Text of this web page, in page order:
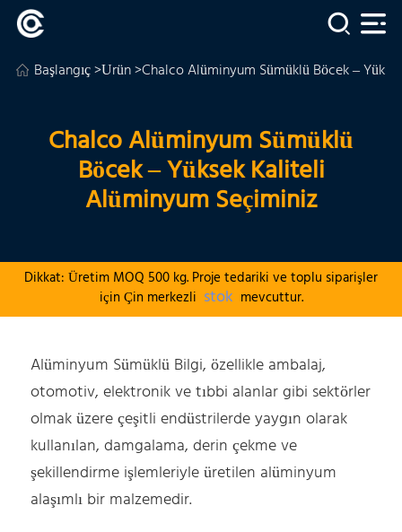
Başlangıç>Ürün>Chalco Alüminyum Sümüklü Böcek –
Chalco Alüminyum Sümüklü
Böcek – Yüksek Kaliteli
Alüminyum Seçiminiz
Dikkat: Üretim MOQ 500 kg. Proje tedariki ve toplu siparişler
için Çin merkezli stok mevcuttur.
Alüminyum Sümüklü Bilgi, özellikle ambalaj,
otomotiv, elektronik ve tıbbi alanlar gibi sektörler
olmak üzere çeşitli endüstrilerde yaygın olarak
kullanılan, damgalama, derin çekme ve
şekillendirme işlemleriyle üretilen alüminyum
alaşımlı bir malzemedir.